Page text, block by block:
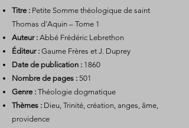
Titre : Petite Somme théologique de saint
Thomas d’Aquin – Tome 1
Auteur : Abbé Frédéric Lebrethon
Éditeur : Gaume Frères et J. Duprey
Date de publication : 1860
Nombre de pages : 501
Genre : Théologie dogmatique
Thèmes : Dieu, Trinité, création, anges, âme,
providence